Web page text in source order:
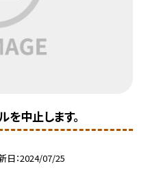
を中止します。
日 2024/07/25